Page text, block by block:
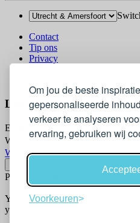
Om jou de beste
gepersonaliseerde
verkeer te analyseren
ervaring, gebruiken wij
Voorkeuren
Contact
Tip ons
Privacy
Log In
Email
Wachtwoord
Wachtwoord vergeten?
Please confirm login email below
You will receive an email
your password to a new preferred